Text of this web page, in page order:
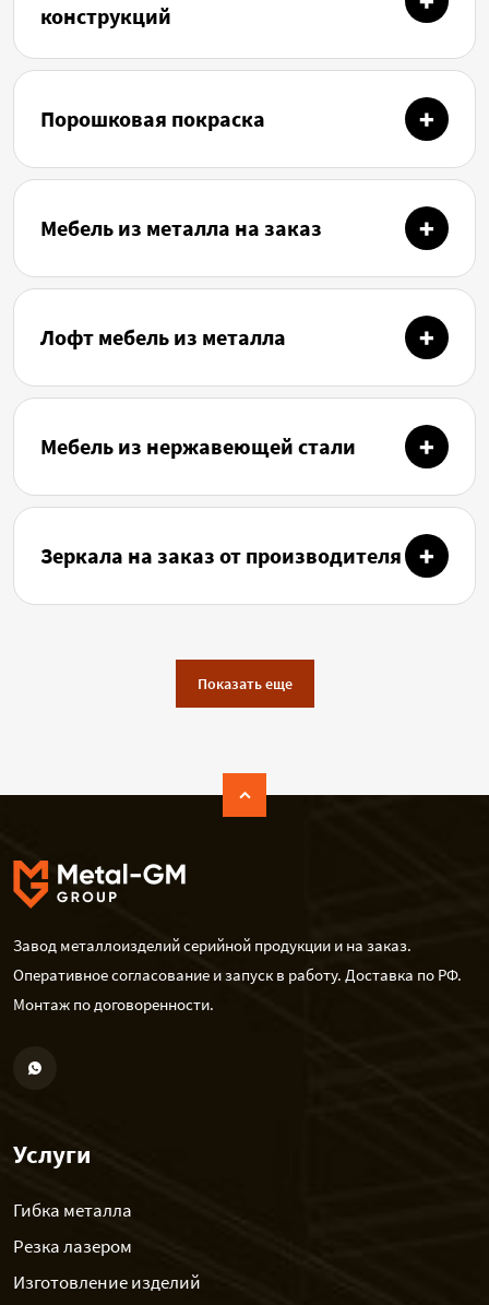
конструкций
Порошковая покраска
Мебель из металла на заказ
Лофт мебель из металла
Мебель из нержавеющей стали
Зеркала на заказ от производителя
Показать еще
Завод металлоизделий серийной продукции и на заказ.
Оперативное согласование и запуск в работу. Доставка по РФ.
Монтаж по договоренности.
Услуги
Гибка металла
Резка лазером
Изготовление изделий